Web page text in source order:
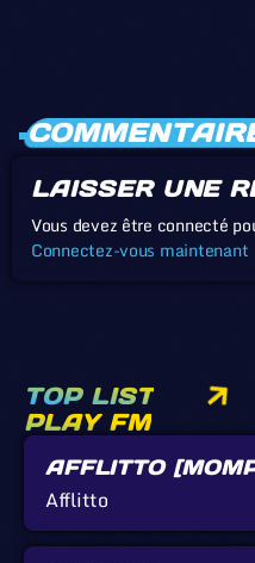
LAISSER UNE
Vous devez être connecté
Connectez-vous maintenant
TOP LIST
PLAY FM
AFFLITTO
CALLADA]
Afflitto